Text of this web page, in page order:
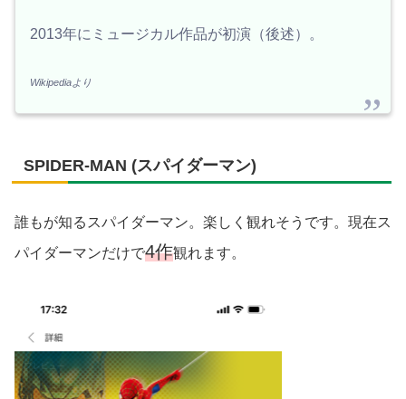
2013年にミュージカル作品が初演（後述）。
Wikipediaより
SPIDER-MAN (スパイダーマン)
誰もが知るスパイダーマン。楽しく観れそうです。現在ス
パイダーマンだけで4作観れます。